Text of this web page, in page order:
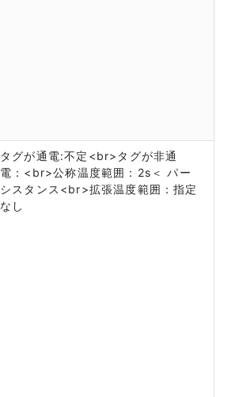
タグが通電:不定<br>タグが非通
電：<br>公称温度範囲：2s＜ パー
シスタンス<br>拡張温度範囲：指定
なし